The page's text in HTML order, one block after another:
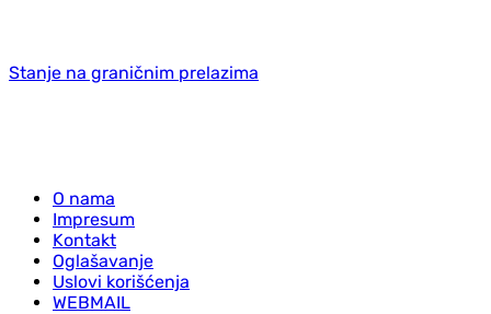
Stanje na graničnim prelazima
O nama
Impresum
Kontakt
Oglašavanje
Uslovi korišćenja
WEBMAIL